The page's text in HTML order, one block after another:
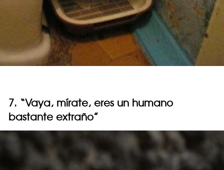
7. “Vaya, mírate, eres un humano
bastante extraño”